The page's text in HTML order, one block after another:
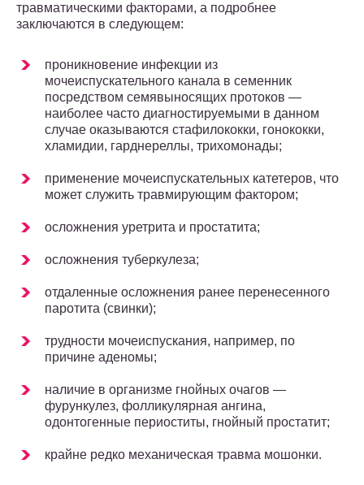
травматическими факторами, а подробнее
заключаются в следующем:
проникновение инфекции из
мочеиспускательного канала в семенник
посредством семявыносящих протоков —
наиболее часто диагностируемыми в данном
случае оказываются стафилококки, гонококки,
хламидии, гарднереллы, трихомонады;
применение мочеиспускательных катетеров, что
может служить травмирующим фактором;
осложнения уретрита и простатита;
осложнения туберкулеза;
отдаленные осложнения ранее перенесенного
паротита (свинки);
трудности мочеиспускания, например, по
причине аденомы;
наличие в организме гнойных очагов —
фурункулез, фолликулярная ангина,
одонтогенные периоститы, гнойный простатит;
крайне редко механическая травма мошонки.